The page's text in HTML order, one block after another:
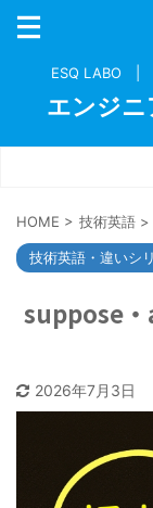
ESQ LABO |
エンジニ
HOME > 技術英語 >
技術英語・違いシ
suppose
2026年7月3日